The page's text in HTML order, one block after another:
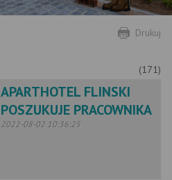
Drukuj
(171)
APARTHOTEL FLINSKI
POSZUKUJE PRACOWNIKA
2022-08-02 10:36:25